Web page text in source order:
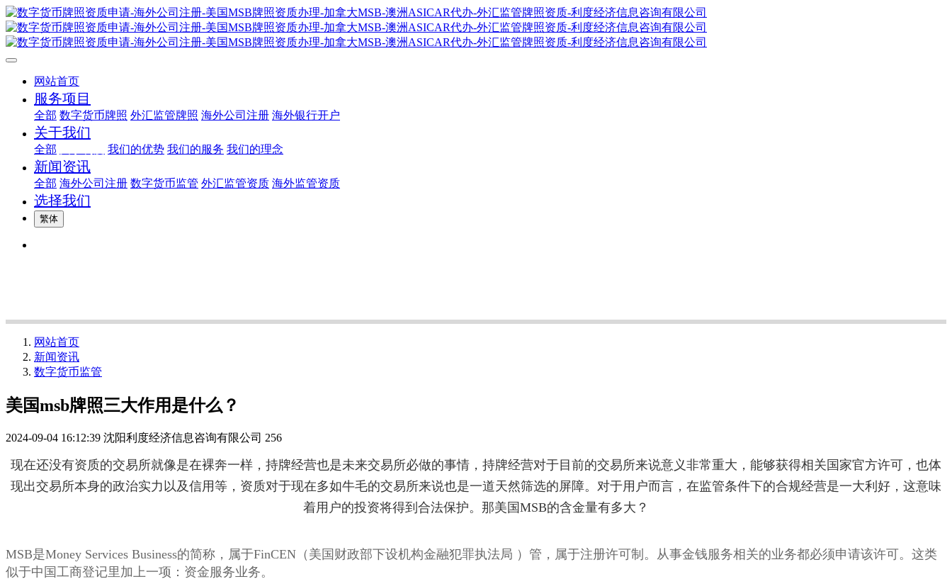
网站首页
服务项目
全部 数字货币牌照 外汇监管牌照 海外公司注册 海外银行开户
关于我们
全部 我们的优势 我们的服务 我们的理念
新闻资讯
全部 海外公司注册 数字货币监管 外汇监管资质 海外监管资质
选择我们
繁体
网站首页
新闻资讯
数字货币监管
美国msb牌照三大作用是什么？
2024-09-04 16:12:39 沈阳利度经济信息咨询有限公司 256
现在还没有资质的交易所就像是在裸奔一样，持牌经营也是未来交易所必做的事情，持牌经营对于目前的交易所来说意义非常重大，能够获得相关国家官方许可，也体
现出交易所本身的政治实力以及信用等，资质对于现在多如牛毛的交易所来说也是一道天然筛选的屏障。对于用户而言，在监管条件下的合规经营是一大利好，这意味
着用户的投资将得到合法保护。那美国MSB的含金量有多大？
MSB是Money Services Business的简称，属于FinCEN（美国财政部下设机构金融犯罪执法局 ）管，属于注册许可制。从事金钱服务相关的业务都必须申请该许可。这类
似于中国工商登记里加上一项：资金服务业务。